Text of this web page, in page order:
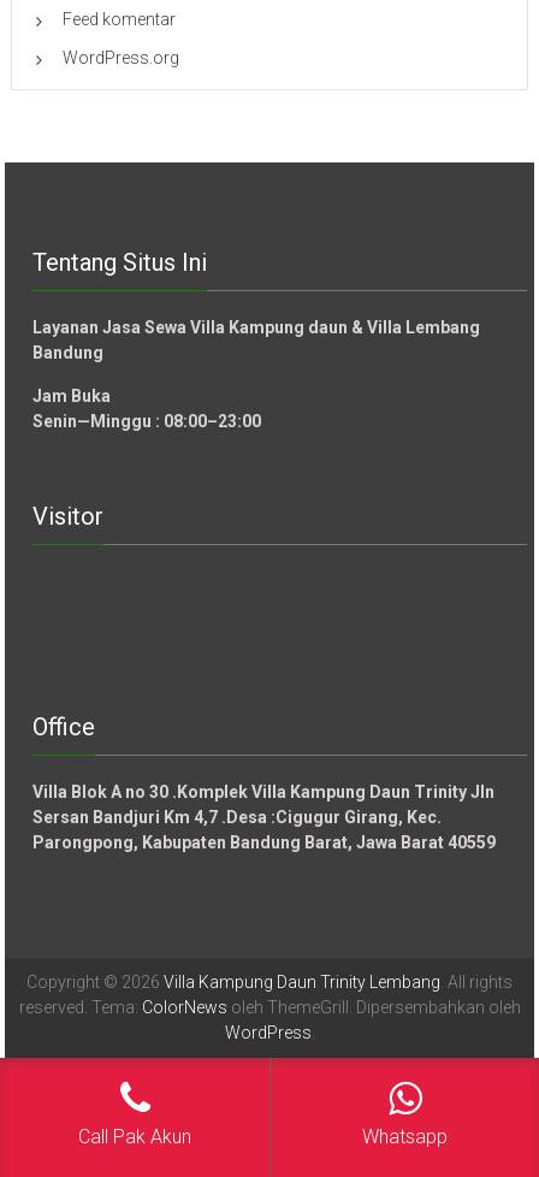
Feed komentar
WordPress.org
Tentang Situs Ini
Layanan Jasa Sewa Villa Kampung daun & Villa Lembang
Bandung
Jam Buka
Senin—Minggu : 08:00–23:00
Visitor
Office
Villa Blok A no 30 .Komplek Villa Kampung Daun Trinity Jln
Sersan Bandjuri Km 4,7 .Desa :Cigugur Girang, Kec.
Parongpong, Kabupaten Bandung Barat, Jawa Barat 40559
Copyright © 2026 Villa Kampung Daun Trinity Lembang. All rights
reserved. Tema: ColorNews oleh ThemeGrill. Dipersembahkan oleh
WordPress.
Call Pak Akun Whatsapp